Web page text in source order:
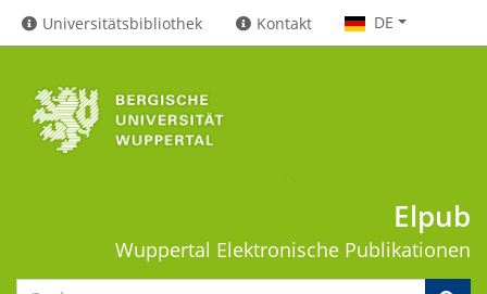
Universitätsbibliothek Kontakt DE
Elpub
Wuppertal Elektronische Publikationen